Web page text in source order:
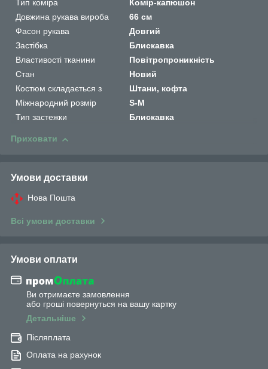
Тип коміра
Комір-капюшон
Довжина рукава вироба
66 см
Фасон рукава
Довгий
Застібка
Блискавка
Властивості тканини
Повітропроникність
Стан
Новий
Костюм складається з
Штани, кофта
Міжнародний розмір
S-M
Тип застежки
Блискавка
Приховати
Умови доставки
Нова Пошта
Всі умови доставки
Умови оплати
Ви отримаєте замовлення
або гроші повернуться на вашу картку
Детальніше
Післяплата
Оплата на рахунок